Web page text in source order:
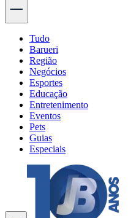
Tudo
Barueri
Região
Negócios
Esportes
Educação
Entretenimento
Eventos
Pets
Guias
Especiais
Explore Tudo
Últimas Notícias
Previsão do Tempo
Trânsito e Rotas